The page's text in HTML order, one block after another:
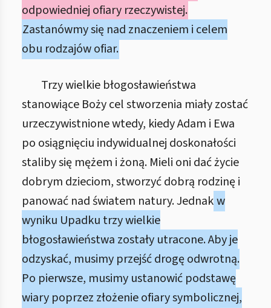
odpowiedniej ofiary rzeczywistej.
Zastanówmy się nad znaczeniem i celem
obu rodzajów ofiar.
Trzy wielkie błogosławieństwa
stanowiące Boży cel stworzenia miały zostać
urzeczywistnione wtedy, kiedy Adam i Ewa
po osiągnięciu indywidualnej doskonałości
staliby się mężem i żoną. Mieli oni dać życie
dobrym dzieciom, stworzyć dobrą rodzinę i
panować nad światem natury. Jednakw
wyniku Upadku trzy wielkie
błogosławieństwa zostały utracone. Aby je
odzyskać, musimy przejść drogę odwrotną.
Po pierwsze, musimy ustanowić podstawę
wiary poprzez złożenie ofiary symbolicznej,